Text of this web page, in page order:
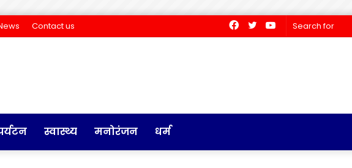
Contact us YouTube
Twitter
Facebook
स्वास्थ्य मनोरंजन धर्म